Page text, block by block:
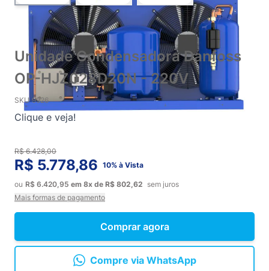
Unidade Condensadora Danfoss
OP-HJZ028D20N - 220V
SKU 9926
Clique e veja!
Comprar agora
R$ 5.778,86 10% à Vista
ou R$ 6.420,95 em 8x de R$ 802,62 sem juros
Mais formas de pagamento
Compre via WhatsApp
R$ 6.428,00